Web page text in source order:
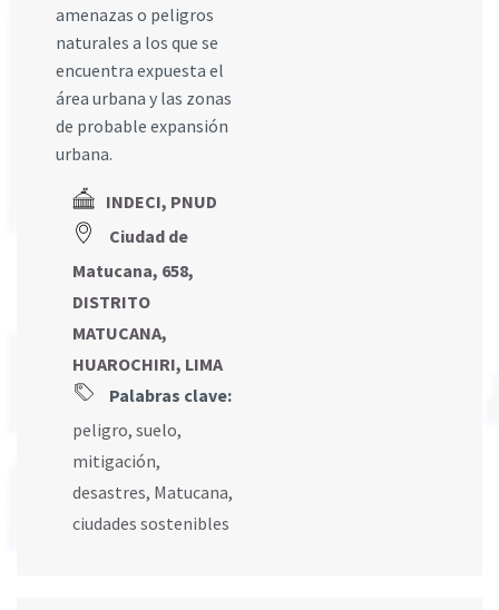
amenazas o peligros
naturales a los que se
encuentra expuesta el
área urbana y las zonas
de probable expansión
urbana.
INDECI, PNUD
Ciudad de
Matucana, 658,
DISTRITO
MATUCANA,
HUAROCHIRI, LIMA
Palabras clave:
peligro, suelo,
mitigación,
desastres, Matucana,
ciudades sostenibles